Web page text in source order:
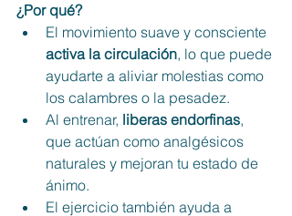
¿Por qué?
El movimiento suave y consciente
activa la circulación, lo que puede
ayudarte a aliviar molestias como
los calambres o la pesadez.
Al entrenar, liberas endorfinas,
que actúan como analgésicos
naturales y mejoran tu estado de
ánimo.
El ejercicio también ayuda a